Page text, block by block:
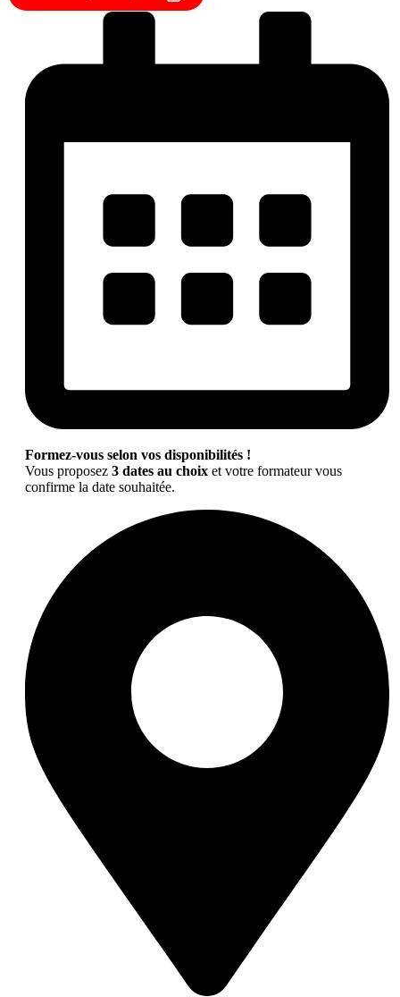
Formez-vous selon vos disponibilités !
Vous proposez 3 dates au choix et votre formateur vous
confirme la date souhaitée.